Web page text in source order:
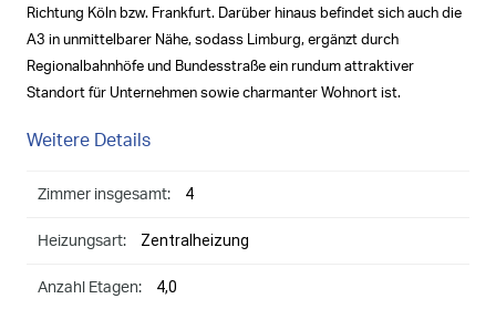
Richtung Köln bzw. Frankfurt. Darüber hinaus befindet sich auch die
A3 in unmittelbarer Nähe, sodass Limburg, ergänzt durch
Regionalbahnhöfe und Bundesstraße ein rundum attraktiver
Standort für Unternehmen sowie charmanter Wohnort ist.
Weitere Details
Zimmer insgesamt: 4
Heizungsart: Zentralheizung
Anzahl Etagen: 4,0